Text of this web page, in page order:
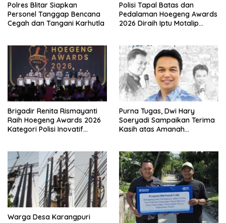
Polres Blitar Siapkan
Personel Tanggap Bencana
Cegah dan Tangani Karhutla
Polisi Tapal Batas dan
Pedalaman Hoegeng Awards
2026 Diraih Iptu Motalip
Brigadir Renita Rismayanti
Raih Hoegeng Awards 2026
Kategori Polisi Inovatif
Purna Tugas, Dwi Hary
Soeryadi Sampaikan Terima
Kasih atas Amanah
Warga Desa Karangpuri